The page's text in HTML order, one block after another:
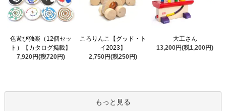
色遊び独楽（12個セッ
ト）【カタログ掲載】
7,920円(税720円)
ころりんこ【グッド・ト
イ2023】
2,750円(税250円)
大工さん
13,200円(税1,200円)
もっと見る